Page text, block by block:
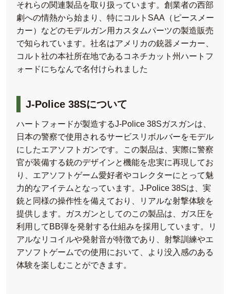
それらの関連製品を取り扱っています。創業者の西部
劇への情熱から始まり、特にコルトSAA（ピースメー
カー）などのモデルガン用カスタムパーツの製造販売
で知られています。社名はアメリカの銃器メーカー、
コルト社の本社所在地であるコネチカット州ハートフ
ォードにちなんで名付けられました​
J-Police 38Sについて
ハートフォードが製造するJ-Police 38Sガスガンは、
日本の警察で使用されるサービスリボルバーをモデル
にしたエアソフトガンです。この製品は、実際に警察
官が装備する銃のデザインと機能を忠実に再現してお
り、エアソフトゲーム愛好者やコレクターにとって魅
力的なアイテムとなっています。J-Police 38Sは、実
銃と同様の操作性を備えており、リアルな射撃体験を
提供します。ガスガンとしてのこの製品は、ガス圧を
利用してBB弾を発射する仕組みを採用しています。リ
アルなリコイルや発射音が特徴であり、射撃訓練やエ
アソフトゲームでの使用において、より没入感のある
体験を楽しむことができます。